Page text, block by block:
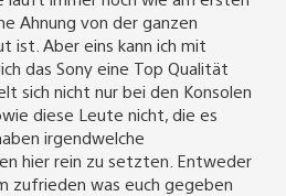
Ahnung von der ganzen
ist. Aber eins kann ich mit
das Sony eine Top Qualität
sich nicht nur bei den Konsolen
diese Leute nicht, die es
irgendwelche
hier rein zu setzten. Entweder
zufrieden was euch gegeben